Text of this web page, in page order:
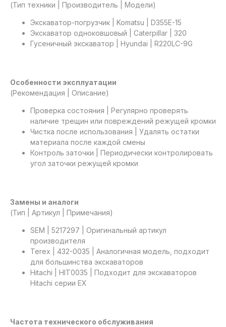
(Тип техники | Производитель | Модели)
Экскаватор-погрузчик | Komatsu | D355E-15
Экскаватор одноковшовый | Caterpillar | 320
Гусеничный экскаватор | Hyundai | R220LC-9G
Особенности эксплуатации
(Рекомендация | Описание)
Проверка состояния | Регулярно проверять
наличие трещин или повреждений режущей кромки
Чистка после использования | Удалять остатки
материала после каждой смены
Контроль заточки | Периодически контролировать
угол заточки режущей кромки
Замены и аналоги
(Тип | Артикул | Примечания)
SEM | 5217297 | Оригинальный артикул
производителя
Terex | 432-0035 | Аналогичная модель, подходит
для большинства экскаваторов
Hitachi | HIT0035 | Подходит для экскаваторов
Hitachi серии EX
Частота технического обслуживания